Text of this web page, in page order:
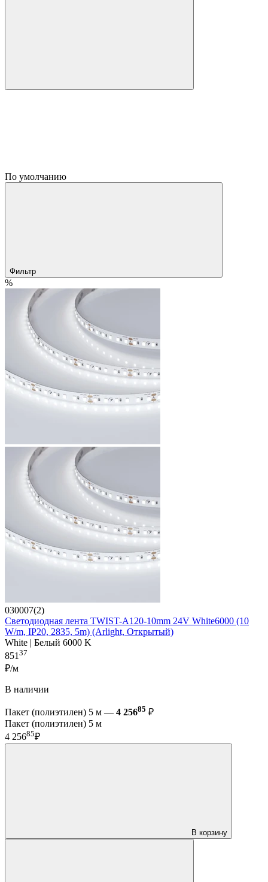
По умолчанию
Фильтр
%
030007(2)
Светодиодная лента TWIST-A120-10mm 24V White6000 (10
W/m, IP20, 2835, 5m) (Arlight, Открытый)
White | Белый 6000 K
851 37
₽/м
В наличии
Пакет (полиэтилен) 5 м — 4 25685 ₽
Пакет (полиэтилен) 5 м
4 25685₽
В корзину